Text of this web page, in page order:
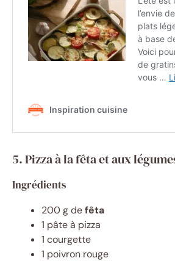
5. Pizza à la fêta et aux
Ingrédients
200 g defêta
1 pâte à pizza
1 courgette
1 poivron rouge